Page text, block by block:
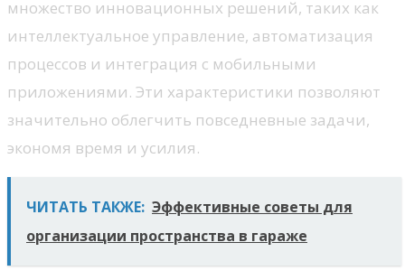
множество инновационных решений, таких как
интеллектуальное управление, автоматизация
процессов и интеграция с мобильными
приложениями. Эти характеристики позволяют
значительно облегчить повседневные задачи,
экономя время и усилия.
ЧИТАТЬ ТАКЖЕ: Эффективные советы для
организации пространства в гараже